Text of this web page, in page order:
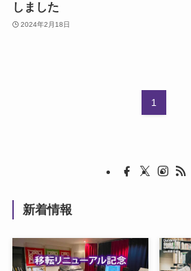
しました
2024年2月18日
1
新着情報